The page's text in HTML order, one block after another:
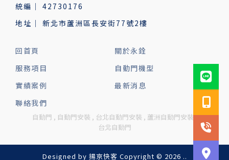
42730176
新北市蘆洲區長安街77號2樓
回首頁
關於永銓
服務項目
自動門機型
實績案例
最新消息
聯絡我們
自動門 自動門安裝 台北自動門安裝
蘆洲自動門安裝
台北自動門
Designed by 揚京快客 Copyright © 2026 ..